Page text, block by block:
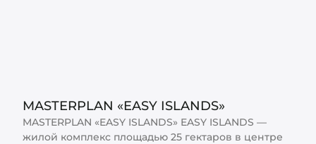
MASTERPLAN «EASY ISLANDS»
MASTERPLAN «EASY ISLANDS»​ EASY ISLANDS —
жилой комплекс площадью 25 гектаров в центре